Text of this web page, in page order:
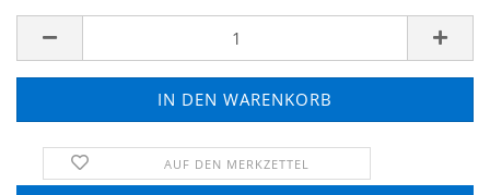
AUF DEN MERKZETTEL